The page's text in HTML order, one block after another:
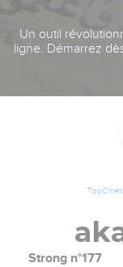
Un outil
ligne. Démarrez
Strong n°177